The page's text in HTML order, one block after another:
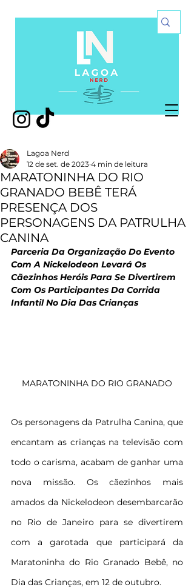
MARATONINHA DO RIO
GRANADO BEBÊ TERÁ
PRESENÇA DOS
PERSONAGENS DA PATRULHA
CANINA
Lagoa Nerd
12 de set. de 2023 4 min de leitura
Parceria Da Organização Do Evento
Com A Nickelodeon Levará Os
Cãezinhos Heróis Para Se Divertirem
Com Os Participantes Da Corrida
Infantil No Dia Das Crianças
MARATONINHA DO RIO GRANADO
Os personagens da Patrulha Canina, que
encantam as crianças na televisão com
todo o carisma, acabam de ganhar uma
nova missão. Os cãezinhos mais
amados da Nickelodeon desembarcarão
no Rio de Janeiro para se divertirem
com a garotada que participará da
Maratoninha do Rio Granado Bebê, no
Dia das Crianças, em 12 de outubro.